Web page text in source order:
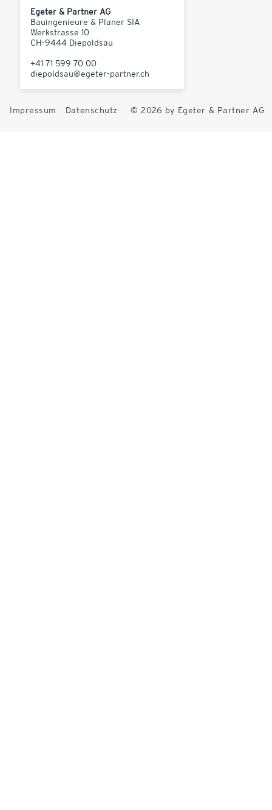
Egeter & Partner AG
Bauingenieure & Planer SIA
Werkstrasse 10
CH-9444 Diepoldsau
+41 71 599 70 00
diepoldsau@egeter-partner.ch
Impressum Datenschutz © 2026 by Egeter & Partner AG